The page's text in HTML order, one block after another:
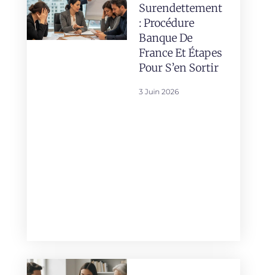
Surendettement
: Procédure
Banque De
France Et Étapes
Pour S’en Sortir
3 Juin 2026